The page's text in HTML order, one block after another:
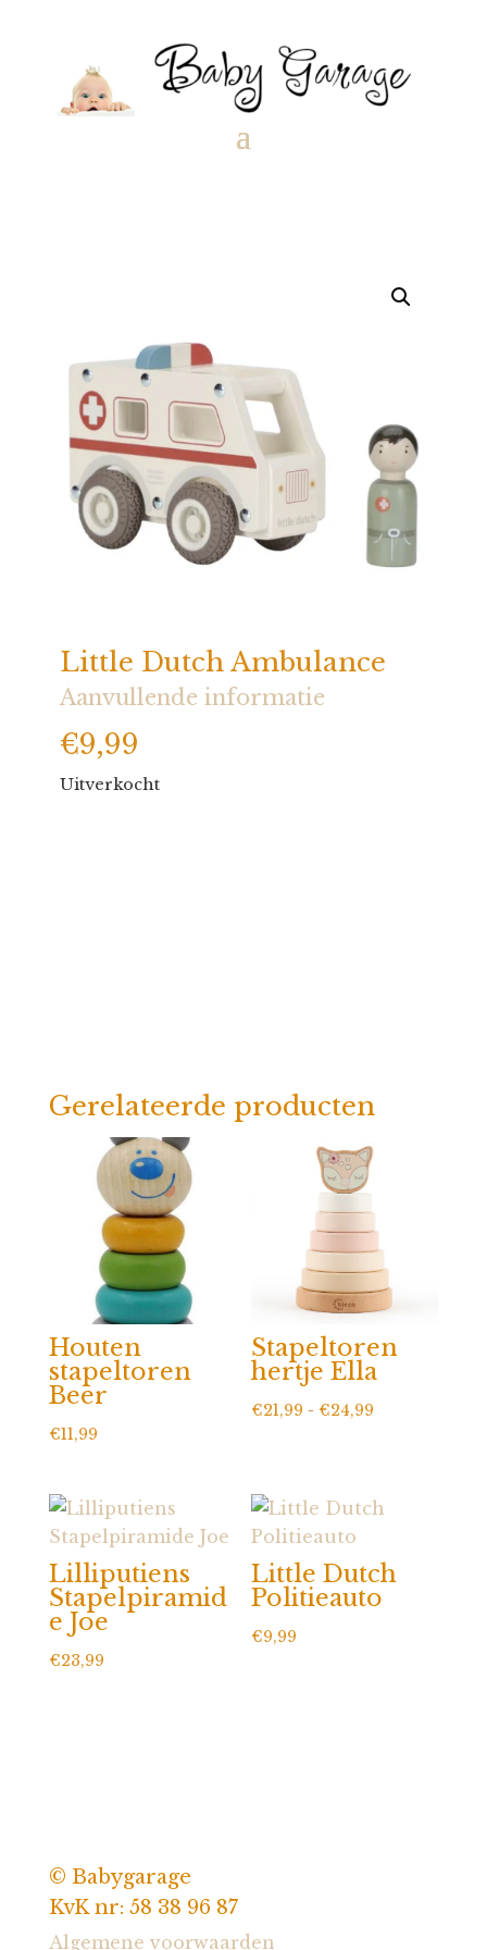
Little Dutch Ambulance
Aanvullende informatie
€9,99
Uitverkocht
Gerelateerde producten
Houten
stapeltoren
Beer
€11,99
Stapeltoren
hertje Ella
€21,99 - €24,99
Lilliputiens
Stapelpiramid
e Joe
€23,99
Little Dutch
Politieauto
€9,99
© Babygarage
KvK nr: 58 38 96 87
Algemene voorwaarden